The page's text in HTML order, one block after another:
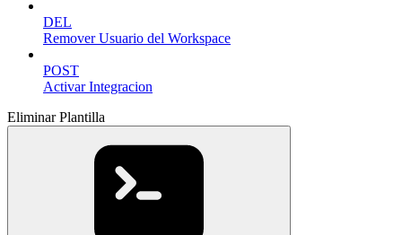
DEL
Remover Usuario del Workspace
POST
Activar Integracion
Eliminar Plantilla